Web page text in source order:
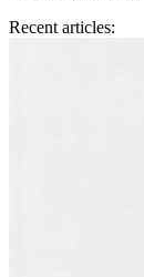
Recent articles: